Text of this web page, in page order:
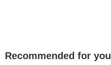
Recommended for you